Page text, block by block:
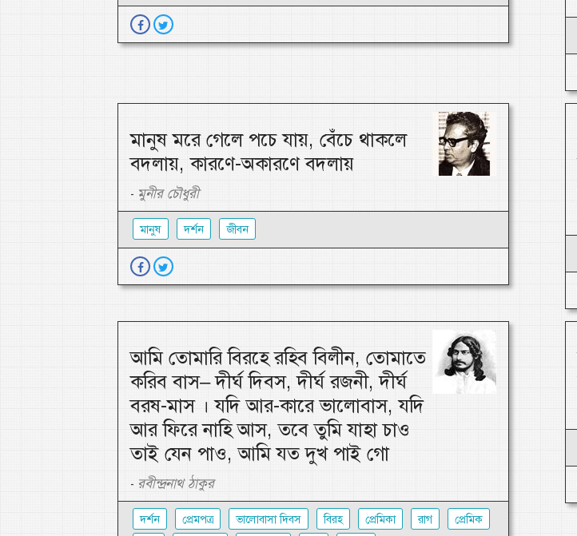
মানুষ মরে গেলে পচে যায়, বেঁচে থাকলে
বদলায়, কারণে-অকারণে বদলায়
- মুনীর চৌধুরী
মানুষ দর্শন জীবন
আমি তোমারি বিরহে রহিব বিলীন, তোমাতে
করিব বাস– দীর্ঘ দিবস, দীর্ঘ রজনী, দীর্ঘ
বরষ-মাস । যদি আর-কারে ভালোবাস, যদি
আর ফিরে নাহি আস, তবে তুমি যাহা চাও
তাই যেন পাও, আমি যত দুখ পাই গো
- রবীন্দ্রনাথ ঠাকুর
দর্শন প্রেমপত্র ভালোবাসা দিবস বিরহ প্রেমিকা রাগ প্রেমিক